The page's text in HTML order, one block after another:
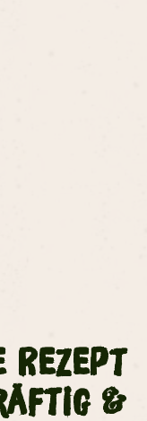
Rezept
&